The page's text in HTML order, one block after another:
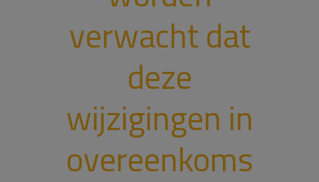
verwacht dat
deze
wijzigingen in
overeenkoms